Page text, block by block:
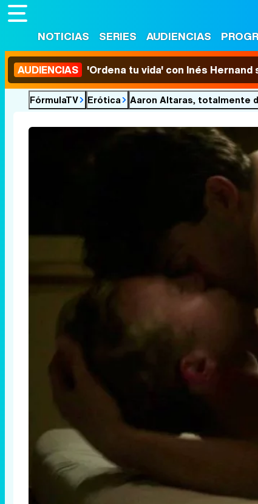
NOTICIAS SERIES AUDIENCIAS
AUDIENCIAS 'Ordena tu vida' con Inés
FórmulaTV Erótica Aaron Altaras, totalmente